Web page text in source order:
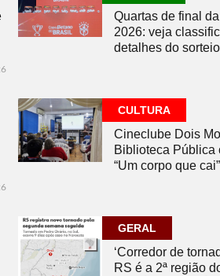
Quartas de final
2026: veja
detalhes do sorteio
CULTURA
Cineclube Dois
Biblioteca Pública
“Um corpo que cai”
GERAL
‘Corredor de
RS é a 2ª região